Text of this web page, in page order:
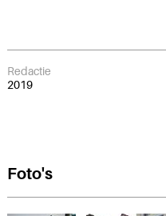
Redactie
2019
Foto's